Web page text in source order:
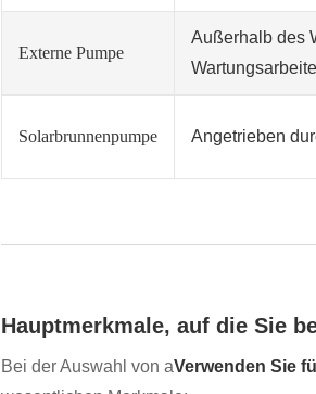
Externe Pumpe
Außerhalb des
Solarbrunnenpumpe Angetrieben
Hauptmerkmale, auf die Sie
Bei der Auswahl von aVerwenden Sie